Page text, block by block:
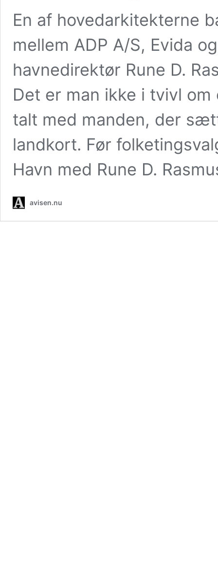
En af hovedarkitekterne
mellem ADP A/S, Evida
havnedirektør Rune D.
Det er man ikke i tvivl
talt med manden, der
landkort. Før
Havn med Rune D.
avisen.nu